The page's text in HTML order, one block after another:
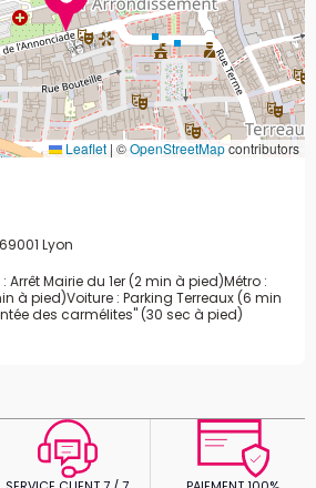
Leaflet | ©OpenStreetMapcontributors
69001 Lyon
: Arrêt Mairie du 1er (2 min à pied)Métro :
à pied)Voiture : Parking Terreaux (6 min
des carmélites" (30 sec à pied)